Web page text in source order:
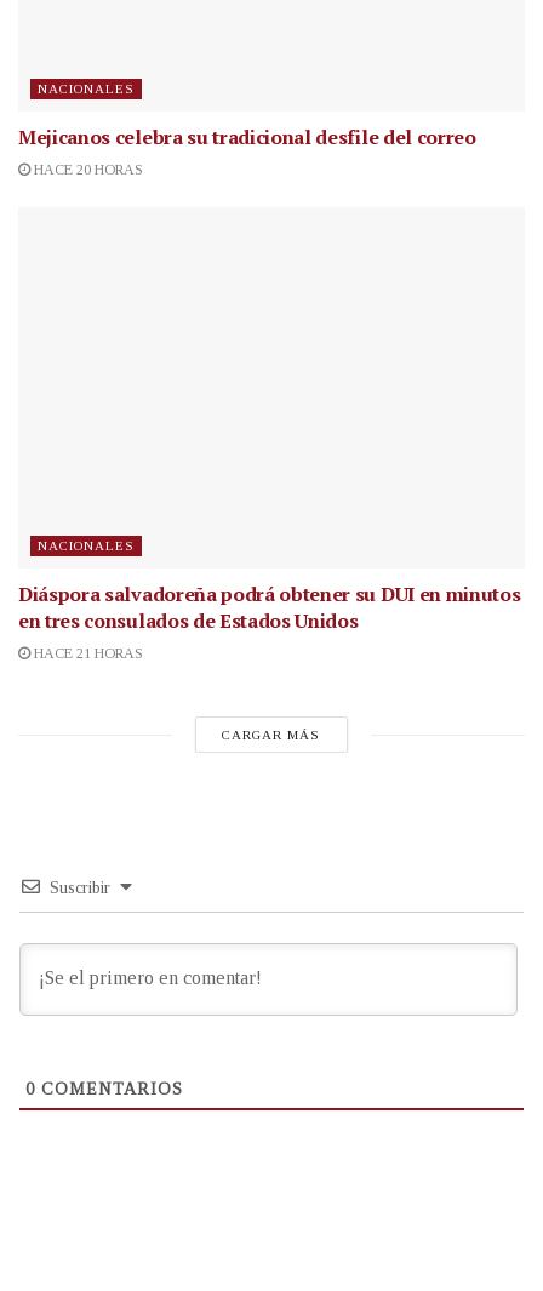
NACIONALES
Mejicanos celebra su tradicional desfile del correo
HACE 20 HORAS
NACIONALES
Diáspora salvadoreña podrá obtener su DUI en minutos
en tres consulados de Estados Unidos
HACE 21 HORAS
CARGAR MÁS
Suscribir
0 COMENTARIOS